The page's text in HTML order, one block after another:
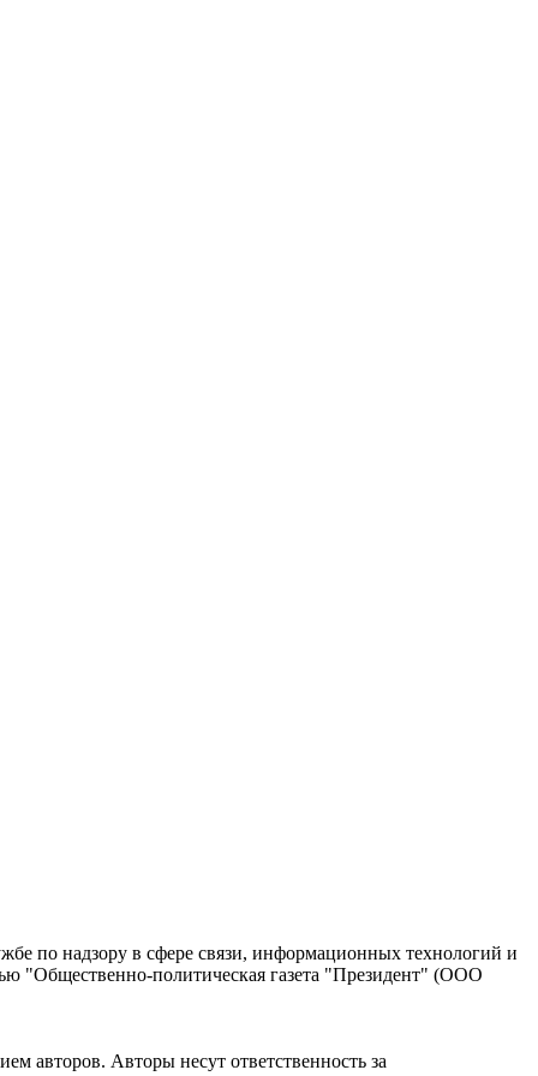
по надзору в сфере связи, информационных технологий и
"Общественно-политическая газета "Президент" (ООО
авторов. Авторы несут ответственность за